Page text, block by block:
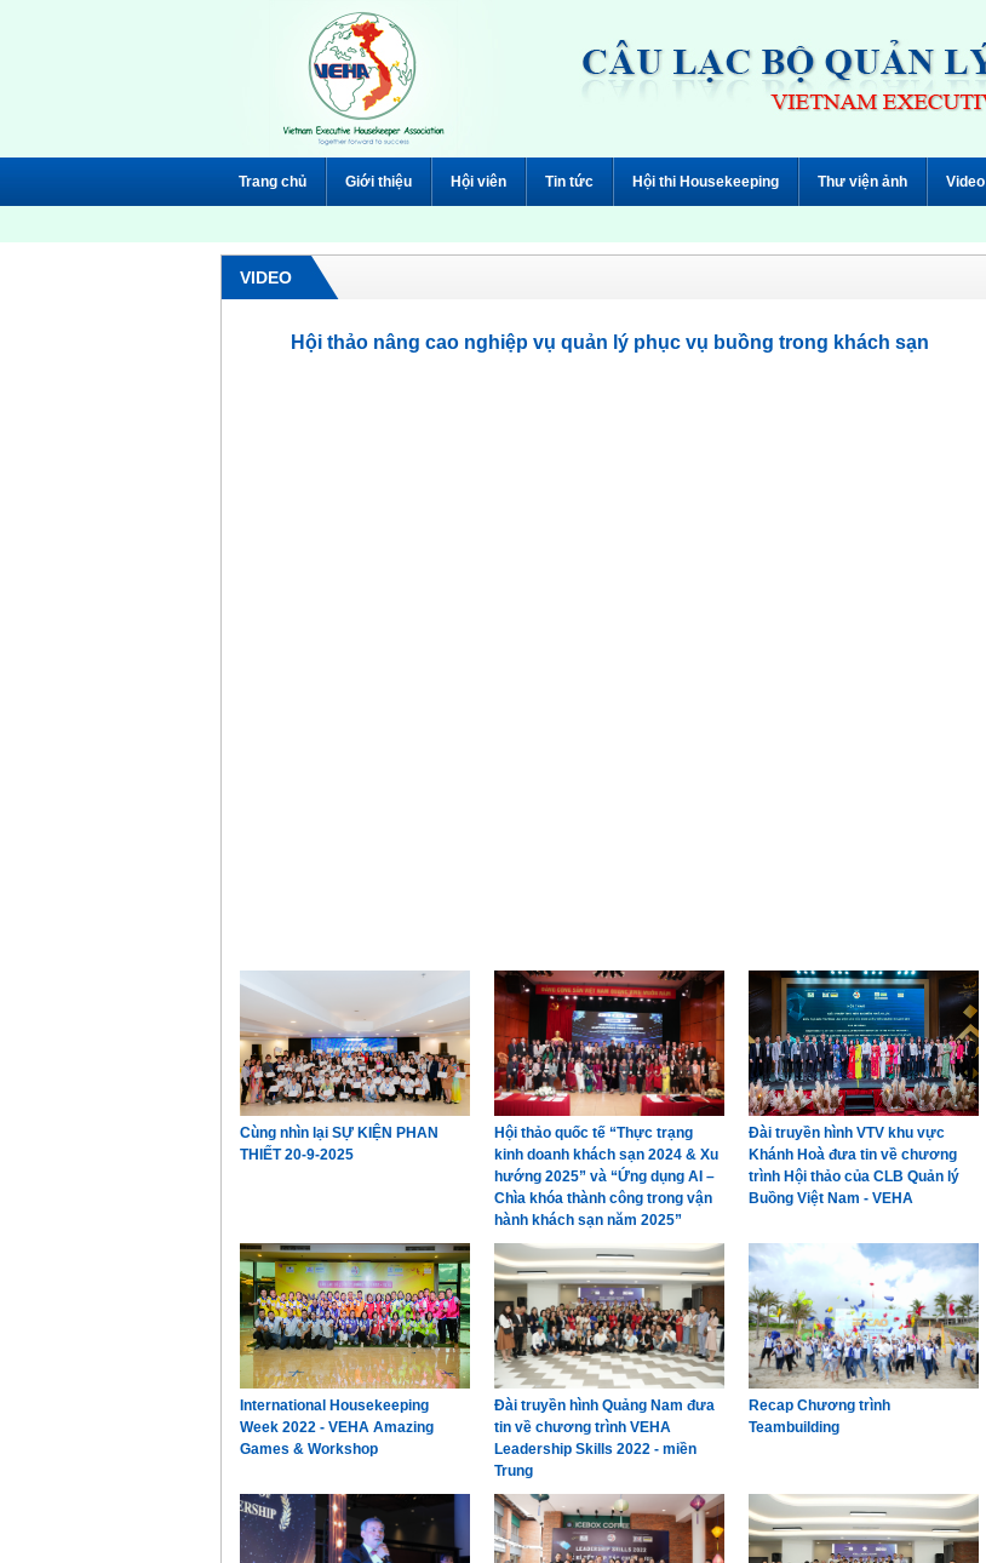
Trang chủ Giới thiệu Hội viên Tin tức Hội thi Housekeeping Thư viện ảnh Video
VIDEO
Hội thảo nâng cao nghiệp vụ quản lý phục vụ buồng trong khách sạn
Cùng nhìn lại SỰ KIỆN PHAN
THIẾT 20-9-2025
Hội thảo quốc tế “Thực trạng
kinh doanh khách sạn 2024 & Xu
hướng 2025” và “Ứng dụng AI –
Chìa khóa thành công trong vận
hành khách sạn năm 2025”
Đài truyền hình VTV khu vực
Khánh Hoà đưa tin về chương
trình Hội thảo của CLB Quản lý
Buồng Việt Nam - VEHA
International Housekeeping
Week 2022 - VEHA Amazing
Games & Workshop
Đài truyền hình Quảng Nam đưa
tin về chương trình VEHA
Leadership Skills 2022 - miền
Trung
Recap Chương trình
Teambuilding